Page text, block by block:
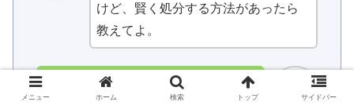
けど、賢く処分する方法があったら
教えてよ。
あ、近所のあんちゃんだー。
楽器の処分を考えてるんだったら、お
メニュー ホーム 検索 トップ サイドバー